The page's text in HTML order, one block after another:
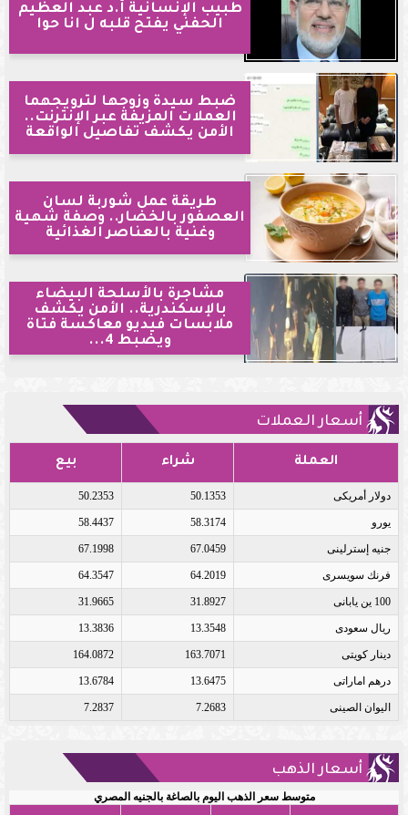
طبيب الإنسانية أ.د عبد العظيم
الحفني يفتح قلبه ل انا حوا
ضبط سيدة وزوجها لترويجهما
العملات المزيفة عبر الإنترنت..
الأمن يكشف تفاصيل الواقعة
طريقة عمل شوربة لسان
العصفور بالخضار.. وصفة شهية
وغنية بالعناصر الغذائية
مشاجرة بالأسلحة البيضاء
بالإسكندرية.. الأمن يكشف
ملابسات فيديو معاكسة فتاة
ويضبط 4...
أسعار العملات
العملة شراء بيع
دولار أمريكى 50.1353
50.2353
يورو 58.3174
58.4437
جنيه إسترلينى 67.0459
67.1998
فرنك سويسرى 64.2019
64.3547
100 ين يابانى 31.8927
31.9665
ريال سعودى 13.3548
13.3836
دينار كويتى 163.7071
164.0872
درهم اماراتى 13.6475
13.6784
اليوان الصينى 7.2683
7.2837
أسعار الذهب
متوسط سعر الذهب اليوم بالصاغة بالجنيه المصري